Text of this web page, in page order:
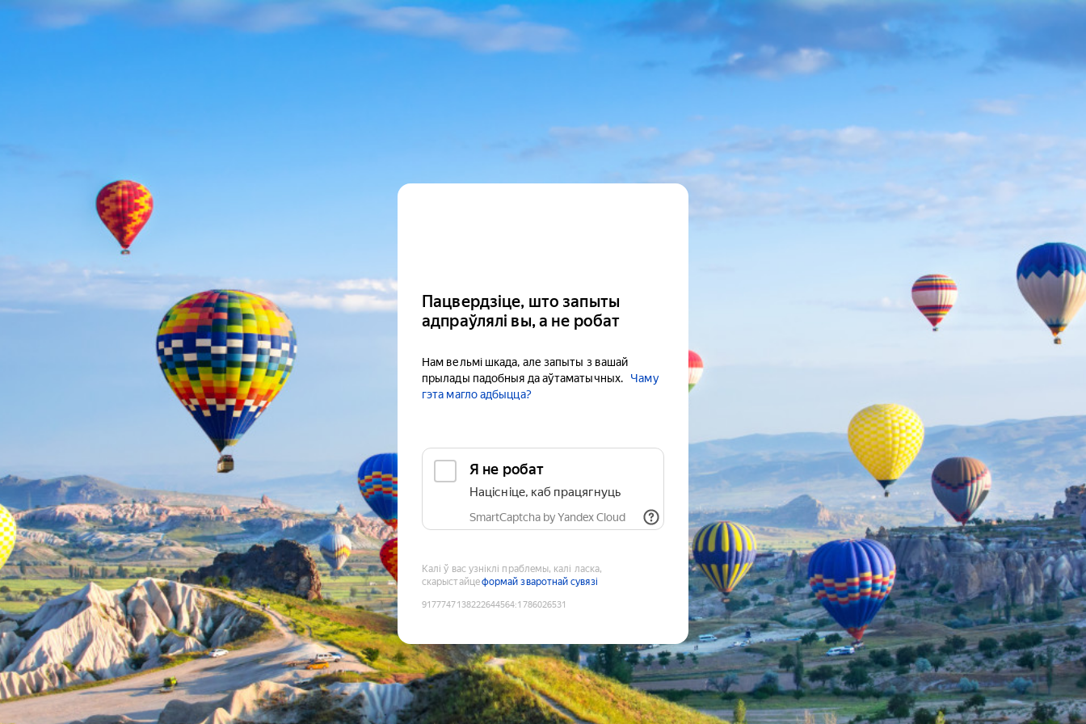
Пацвердзіце, што запыты
адпраўлялі вы, а не робат
Нам вельмі шкада, але запыты з вашай
прылады падобныя да аўтаматычных.
Чаму
гэта магло адбыцца?
Я не робат
Націсніце, каб працягнуць
SmartCaptcha by Yandex Cloud
Калі ў вас узніклі праблемы, калі ласка,
скарыстайцеформай зваротнай сувязі
9177747138222644564:1786026531